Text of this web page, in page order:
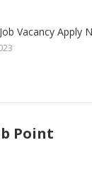
Vacancy Apply
Point